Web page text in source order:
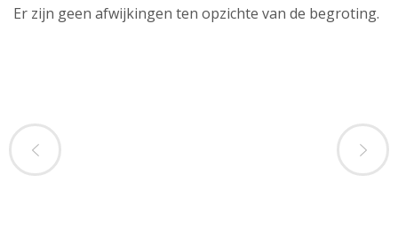
Er zijn geen afwijkingen ten opzichte van de begroting.